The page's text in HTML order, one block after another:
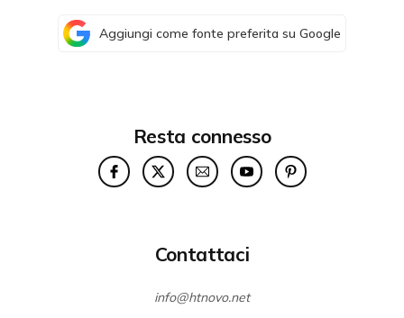
Aggiungi come fonte preferita su Google
Resta connesso
Contattaci
info@htnovo.net